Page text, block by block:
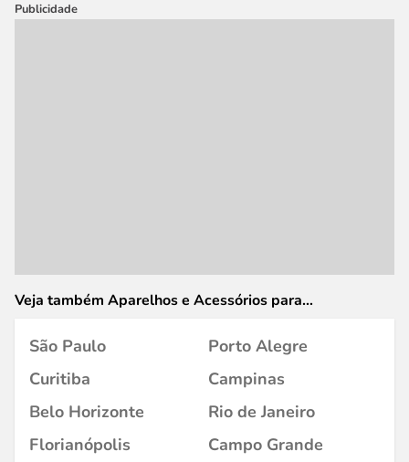
Publicidade
Veja também Aparelhos e Acessórios para
São Paulo
Porto Alegre
Curitiba
Campinas
Belo Horizonte
Rio de Janeiro
Florianópolis
Campo Grande